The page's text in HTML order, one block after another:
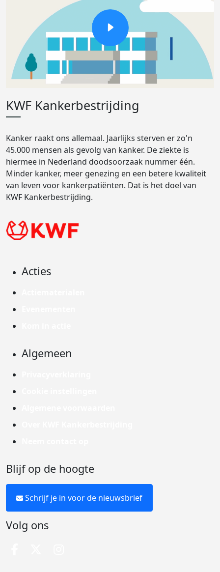
KWF Kankerbestrijding
Kanker raakt ons allemaal. Jaarlijks sterven er zo'n
45.000 mensen als gevolg van kanker. De ziekte is
hiermee in Nederland doodsoorzaak nummer één.
Minder kanker, meer genezing en een betere kwaliteit
van leven voor kankerpatiënten. Dat is het doel van
KWF Kankerbestrijding.
Acties
Algemeen
Blijf op de hoogte
Schrijf je in voor de nieuwsbrief
Volg ons